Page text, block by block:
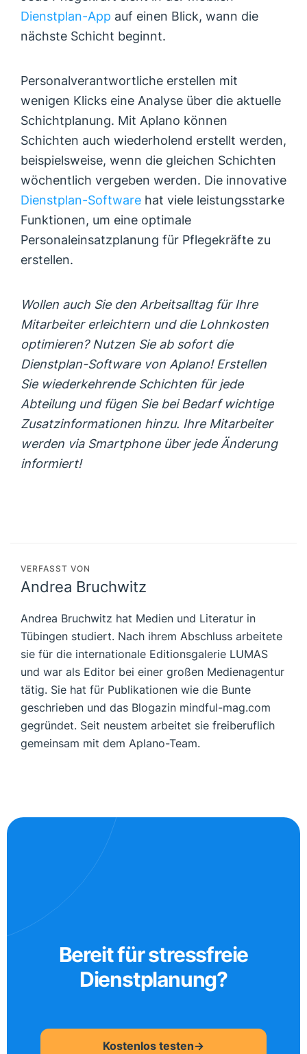
Dienstplan-App auf einen Blick, wann die
nächste Schicht beginnt.
Personalverantwortliche erstellen mit
wenigen Klicks eine Analyse über die aktuelle
Schichtplanung. Mit Aplano können
Schichten auch wiederholend erstellt werden,
beispielsweise, wenn die gleichen Schichten
wöchentlich vergeben werden. Die innovative
Dienstplan-Software hat viele leistungsstarke
Funktionen, um eine optimale
Personaleinsatzplanung für Pflegekräfte zu
erstellen.
Wollen auch Sie den Arbeitsalltag für Ihre
Mitarbeiter erleichtern und die Lohnkosten
optimieren? Nutzen Sie ab sofort die
Dienstplan-Software von Aplano! Erstellen
Sie wiederkehrende Schichten für jede
Abteilung und fügen Sie bei Bedarf wichtige
Zusatzinformationen hinzu. Ihre Mitarbeiter
werden via Smartphone über jede Änderung
informiert!
VERFASST VON
Andrea Bruchwitz
Andrea Bruchwitz hat Medien und Literatur in
Tübingen studiert. Nach ihrem Abschluss arbeitete
sie für die internationale Editionsgalerie LUMAS
und war als Editor bei einer großen Medienagentur
tätig. Sie hat für Publikationen wie die Bunte
geschrieben und das Blogazin mindful-mag.com
gegründet. Seit neustem arbeitet sie freiberuflich
gemeinsam mit dem Aplano-Team.
Bereit für stressfreie
Dienstplanung?
Kostenlos testen→